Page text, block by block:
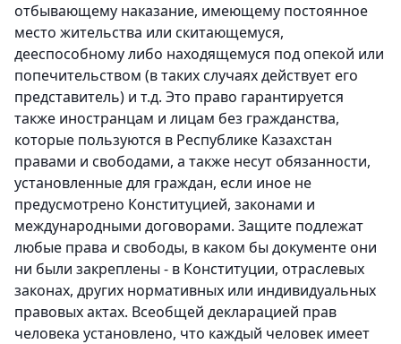
отбывающему наказание, имеющему постоянное
место жительства или скитающемуся,
дееспособному либо находящемуся под опекой или
попечительством (в таких случаях действует его
представитель) и т.д. Это право гарантируется
также иностранцам и лицам без гражданства,
которые пользуются в Республике Казахстан
правами и свободами, а также несут обязанности,
установленные для граждан, если иное не
предусмотрено Конституцией, законами и
международными договорами. Защите подлежат
любые права и свободы, в каком бы документе они
ни были закреплены - в Конституции, отраслевых
законах, других нормативных или индивидуальных
правовых актах. Всеобщей декларацией прав
человека установлено, что каждый человек имеет